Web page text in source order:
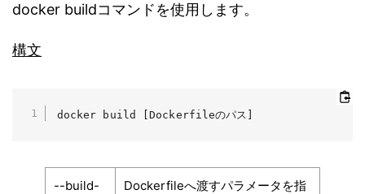
docker buildコマンドを使用します。
構文
docker build [Dockerfileのパス]
--build-
Dockerfileへ渡すパラメータを指